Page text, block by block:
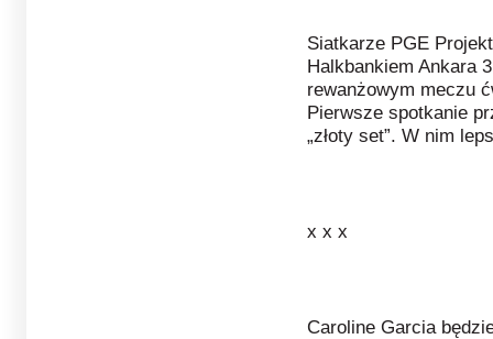
Siatkarze PGE
Halkbankiem Ankara
rewanżowym meczu
Pierwsze spotkanie
„złoty set”. W nim
x x x
Caroline Garcia